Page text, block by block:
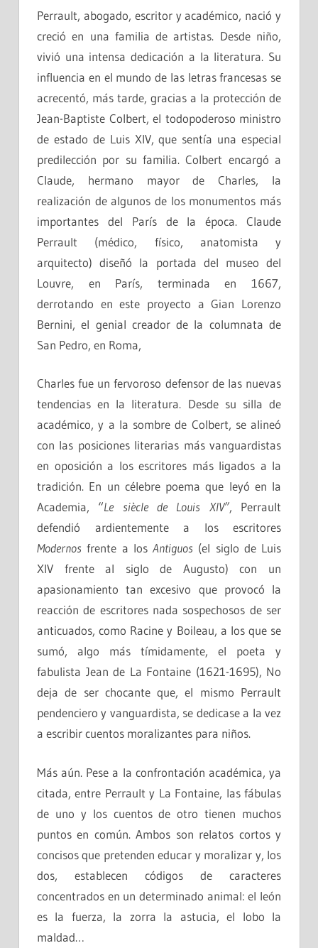
Perrault, abogado, escritor y académico, nació y
creció en una familia de artistas. Desde niño,
vivió una intensa dedicación a la literatura. Su
influencia en el mundo de las letras francesas se
acrecentó, más tarde, gracias a la protección de
Jean-Baptiste Colbert, el todopoderoso ministro
de estado de Luis XIV, que sentía una especial
predilección por su familia. Colbert encargó a
Claude, hermano mayor de Charles, la
realización de algunos de los monumentos más
importantes del París de la época. Claude
Perrault (médico, físico, anatomista y
arquitecto) diseñó la portada del museo del
Louvre, en París, terminada en 1667,
derrotando en este proyecto a Gian Lorenzo
Bernini, el genial creador de la columnata de
San Pedro, en Roma,
Charles fue un fervoroso defensor de las nuevas
tendencias en la literatura. Desde su silla de
académico, y a la sombre de Colbert, se alineó
con las posiciones literarias más vanguardistas
en oposición a los escritores más ligados a la
tradición. En un célebre poema que leyó en la
Academia, “Le siècle de Louis XIV”, Perrault
defendió ardientemente a los escritores
Modernos frente a los Antiguos (el siglo de Luis
XIV frente al siglo de Augusto) con un
apasionamiento tan excesivo que provocó la
reacción de escritores nada sospechosos de ser
anticuados, como Racine y Boileau, a los que se
sumó, algo más tímidamente, el poeta y
fabulista Jean de La Fontaine (1621-1695), No
deja de ser chocante que, el mismo Perrault
pendenciero y vanguardista, se dedicase a la vez
a escribir cuentos moralizantes para niños.
Más aún. Pese a la confrontación académica, ya
citada, entre Perrault y La Fontaine, las fábulas
de uno y los cuentos de otro tienen muchos
puntos en común. Ambos son relatos cortos y
concisos que pretenden educar y moralizar y, los
dos, establecen códigos de caracteres
concentrados en un determinado animal: el león
es la fuerza, la zorra la astucia, el lobo la
maldad…